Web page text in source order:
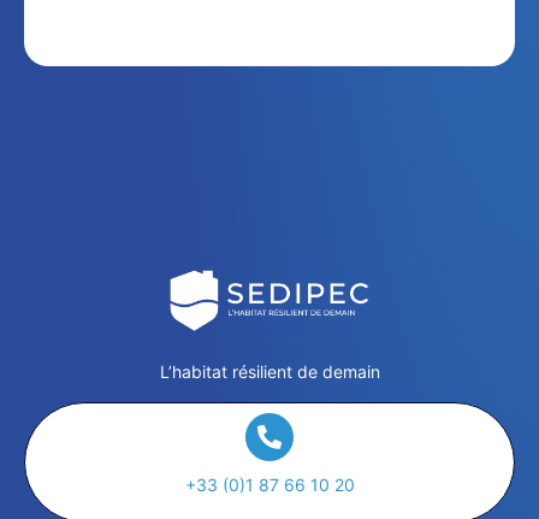
L’habitat résilient de demain
+33 (0)1 87 66 10 20